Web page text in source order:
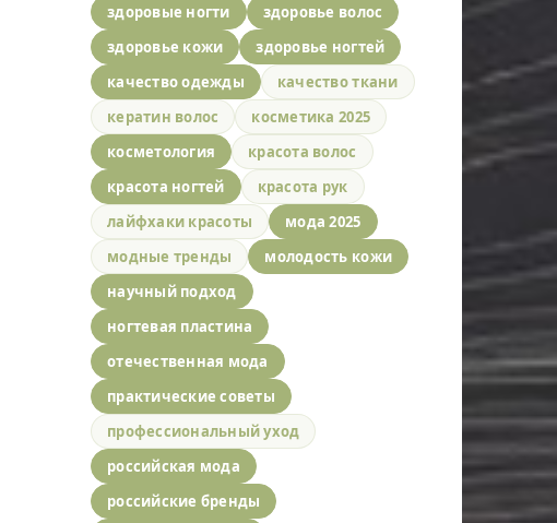
здоровые ногти
здоровье волос
здоровье кожи
здоровье ногтей
качество одежды
качество ткани
кератин волос
косметика 2025
косметология
красота волос
красота ногтей
красота рук
лайфхаки красоты
мода 2025
модные тренды
молодость кожи
научный подход
ногтевая пластина
отечественная мода
практические советы
профессиональный уход
российская мода
российские бренды